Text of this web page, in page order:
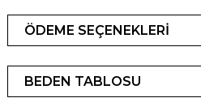
ÖDEME SEÇENEKLERİ
BEDEN TABLOSU